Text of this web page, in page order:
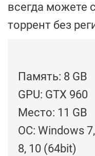
всегда можете
торрент без
Память: 8 GB
GPU: GTX 960
Место: 11 GB
ОС: Windows 7,
8, 10 (64bit)